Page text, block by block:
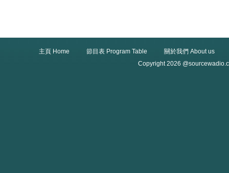
主頁 Home 節目表 Program Table
關於我們 About us
Copyright 2026